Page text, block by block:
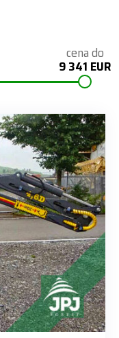
cena do
9 341 EUR